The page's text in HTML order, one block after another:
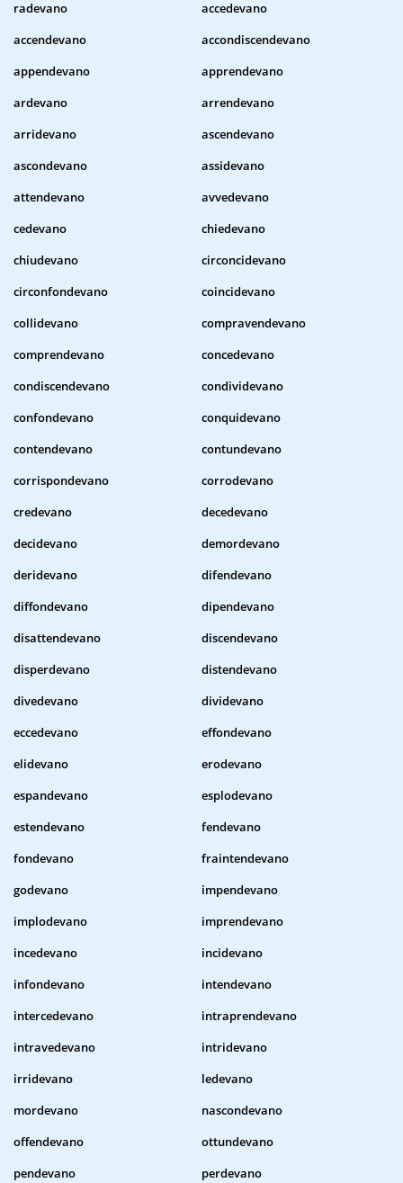
radevano
accedevano
accendevano
accondiscendevano
appendevano
apprendevano
ardevano
arrendevano
arridevano
ascendevano
ascondevano
assidevano
attendevano
avvedevano
cedevano
chiedevano
chiudevano
circoncidevano
circonfondevano
coincidevano
collidevano
compravendevano
comprendevano
concedevano
condiscendevano
condividevano
confondevano
conquidevano
contendevano
contundevano
corrispondevano
corrodevano
credevano
decedevano
decidevano
demordevano
deridevano
difendevano
diffondevano
dipendevano
disattendevano
discendevano
disperdevano
distendevano
divedevano
dividevano
eccedevano
effondevano
elidevano
erodevano
espandevano
esplodevano
estendevano
fendevano
fondevano
fraintendevano
godevano
impendevano
implodevano
imprendevano
incedevano
incidevano
infondevano
intendevano
intercedevano
intraprendevano
intravedevano
intridevano
irridevano
ledevano
mordevano
nascondevano
offendevano
ottundevano
pendevano
perdevano